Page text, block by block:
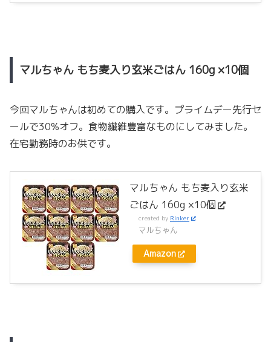
マルちゃん もち麦入り玄米ごはん 160g ×10個
今回マルちゃんは初めての購入です。プライムデー先行セ
ールで30%オフ。食物繊維豊富なものにしてみました。
在宅勤務時のお供です。
マルちゃん もち麦入り玄米
ごはん 160g ×10個
created by Rinker
マルちゃん
Amazon